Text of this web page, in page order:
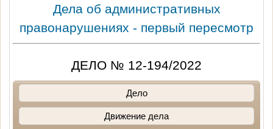
Дела об административных
правонарушениях - первый пересмотр
ДЕЛО № 12-194/2022
Дело
Движение дела